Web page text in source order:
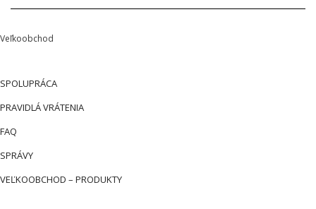
Veľkoobchod
SPOLUPRÁCA
PRAVIDLÁ VRÁTENIA
FAQ
SPRÁVY
VEĽKOOBCHOD – PRODUKTY